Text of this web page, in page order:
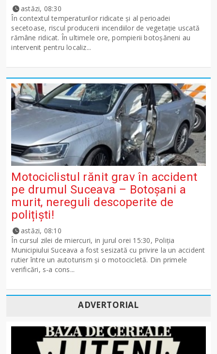
astăzi, 08:30
În contextul temperaturilor ridicate și al perioadei
secetoase, riscul producerii incendiilor de vegetație uscată
rămâne ridicat. În ultimele ore, pompierii botoșăneni au
intervenit pentru localiz...
Motociclistul rănit grav în accident
pe drumul Suceava – Botoșani a
murit, nereguli descoperite de
polițiști!
astăzi, 08:10
În cursul zilei de miercuri, in jurul orei 15:30, Poliția
Municipiului Suceava a fost sesizată cu privire la un accident
rutier între un autoturism și o motocicletă. Din primele
verificări, s-a cons...
ADVERTORIAL